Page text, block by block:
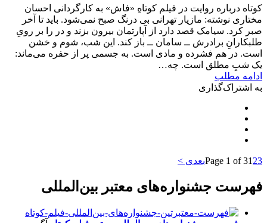
کوتاه درباره روایت در فیلم کوتاهِ «فاش» به کارگردانی احسان
مختاری نوشته: مازیار تهرانی بی درنگ صبح نمی‌شود. باید تا آخر
صبر کرد. سیامک قصد دارد از آپارتمان بیرون بزند و در را بر رویِ
طلبکارانِ برادرش ــ سامان ــ باز کند. این شب، شوم و خشن
است. در هم فشرده و مادی است. به جسمی پر از حفره می‌ماند:
یک شبِ مطلق است. چه…
ادامه مطلب
به اشتراک‌گذاری
Page 1 of 31 23 بعدی >
فهرست جشنواره‌های معتبر بین‌المللی